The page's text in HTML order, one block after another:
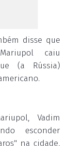
disse que
caiu
(a Rússia)
Vadim
esconder
na cidade,